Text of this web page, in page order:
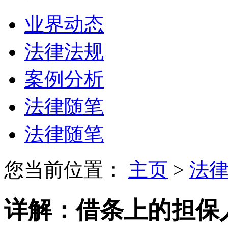
业界动态
法律法规
案例分析
法律随笔
法律随笔
您当前位置： 主页 > 法
详解：借条上的担保